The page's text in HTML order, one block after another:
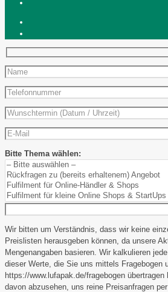
Bitte Thema wählen:
Wir bitten um Verständnis, dass wir keine
Preislisten herausgeben können, da unsere
Mengenangaben basieren. Wir kalkulieren
dieser Werte, die Sie uns mittels Fragebogen
https://www.lufapak.de/fragebogen
davon abzusehen, uns reine Preisanfragen